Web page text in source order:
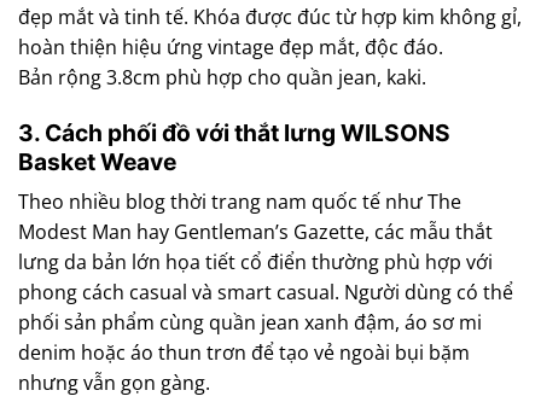
đẹp mắt và tinh tế. Khóa được đúc từ hợp kim không gỉ,
hoàn thiện hiệu ứng vintage đẹp mắt, độc đáo.
Bản rộng 3.8cm phù hợp cho quần jean, kaki.
3. Cách phối đồ với thắt lưng WILSONS
Basket Weave
Theo nhiều blog thời trang nam quốc tế như The
Modest Man hay Gentleman’s Gazette, các mẫu thắt
lưng da bản lớn họa tiết cổ điển thường phù hợp với
phong cách casual và smart casual. Người dùng có thể
phối sản phẩm cùng quần jean xanh đậm, áo sơ mi
denim hoặc áo thun trơn để tạo vẻ ngoài bụi bặm
nhưng vẫn gọn gàng.